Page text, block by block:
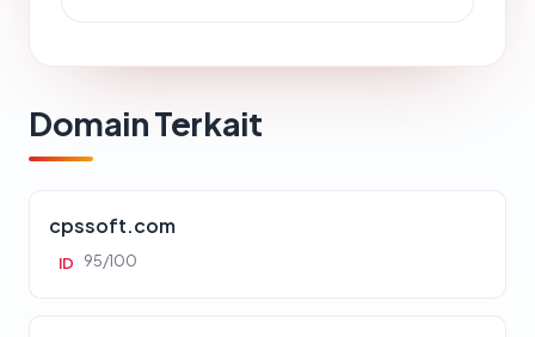
Domain Terkait
cpssoft.com
ID 95/100